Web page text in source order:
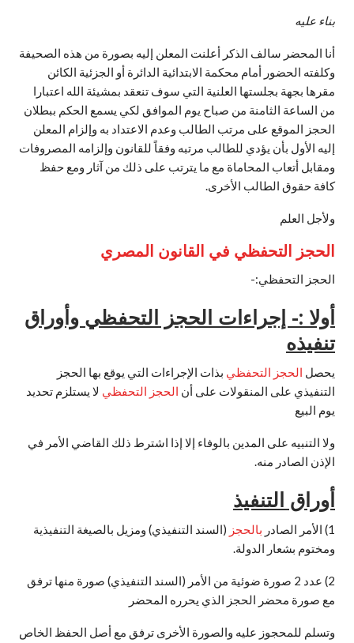
بناء عليه
أنا المحضر سالف الذكر أعلنت المعلن إليه بصورة من هذه الصحيفة
وكلفته الحضور أمام محكمة الابتدائية الدائرة أو الجزئية الكائن
مقرها بجهة بجلستها العلنية التي سوف تنعقد بمشيئة الله اعتبارا
من الساعة الثامنة من صباح يوم الموافق لكي يسمع الحكم ببطلان
الحجز الموقع على مرتب الطالب وعدم الاعتداد به وإلزام المعلن
إليه الأول بأن يؤدي للطالب مرتبه وفقاً للقانون وإلزامه المصروفات
ومقابل أتعاب المحاماة مع ما يترتب على ذلك من آثار ومع حفظ
كافة حقوق الطالب الأخرى.
ولأجل العلم
الحجز التحفظي في القانون المصري
الحجز التحفظي:-
أولا :- إجراءات الحجز التحفظي وأوراق
تنفيذه
يحصل الحجز التحفظي بذات الإجراءات التي يوقع بها الحجز
التنفيذي على المنقولات على أن الحجز التحفظي لا يستلزم تحديد
يوم البيع
ولا التنبيه على المدين بالوفاء إلا إذا اشترط ذلك القاضي الأمر في
الإذن الصادر منه.
أوراق التنفيذ
1) الأمر الصادر بالحجز (السند التنفيذي) ومزيل بالصيغة التنفيذية
ومختوم بشعار الدولة.
2) عدد 2 صورة ضوئية من الأمر (السند التنفيذي) صورة منها ترفق
مع صورة محضر الحجز الذي يحرره المحضر
وتسلم للمحجوز عليه والصورة الأخرى ترفق مع أصل الحفظ الخاص